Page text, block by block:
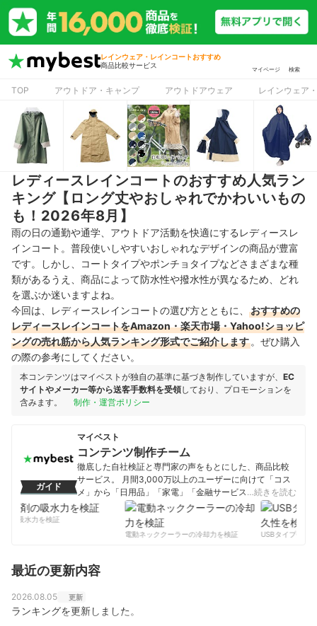
レインウェア・レインコートおすすめ
商品比較サービス
マイページ 検索
TOP アウトドア・キャンプ アウトドアウェア レインウェア
レディースレインコートのおすすめ人気ラン
キング【ロング丈やおしゃれでかわいいもの
も！2026年8月】
雨の日の通勤や通学、アウトドア活動を快適にするレディースレ
インコート。普段使いしやすいおしゃれなデザインの商品が豊富
です。しかし、コートタイプやポンチョタイプなどさまざまな種
類があるうえ、商品によって防水性や撥水性が異なるため、どれ
を選ぶか迷いますよね。
今回は、レディースレインコートの選び方とともに、
おすすめの
レディースレインコートをAmazon・楽天市場・Yahoo!ショッピ
ングの売れ筋から人気ランキング形式でご紹介します 。ぜひ購入
の際の参考にしてください。
本コンテンツはマイベストが独自の基準に基づき制作していますが、 EC
サイトやメーカー等から送客手数料を受領しており、プロモーションを
含みます。
制作・運営ポリシー
ガイド
マイベスト
コンテンツ制作チーム
徹底した自社検証と専門家の声をもとにした、商品比較
サービス。 月間3,000万以上のユーザーに向けて「コス
メ」から「日用品」「家電」「金融サービス」まで、ベ
ストな商品を選んでもらうために、毎日コンテンツを制
コンテンツ制作チームのプロフィール
…続きを読む
の吸水力を検証
電動ネッククーラーの冷却力を検証
USBタイプCケー
最近の更新内容
2026.08.05 更新
ランキングを更新しました。